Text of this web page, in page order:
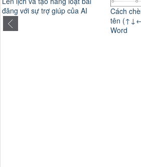
Cách chèn, viết biểu tượng mũi
tên (↑↓←↕↔→↘↗↙↖) trong
Word
Tết Xa